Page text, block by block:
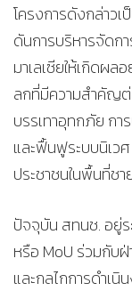
โครงการดังกล่าว
ดันการบริหารจัดก
มาเลเซียให้เกิดผล
ลกที่มีความสำคัญต่
บรรเทาอุทกภัย กา
และฟื้นฟูระบบนิเ
ประชาชนในพื้นที่ช
ปัจจุบัน สทนช. อยู่ร
หรือ MoU ร่วมกับ
และกลไกการดำเ